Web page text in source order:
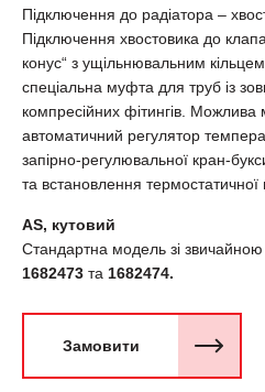
Підключення до радіатора –
Підключення хвостовика до
конус“ з ущільнювальним
спеціальна муфта для труб із
компресійних фітингів. Можлива
автоматичний регулятор
запірно-регулювальної кран-
та встановлення термостатичної
АS, кутовий
Стандартна модель зі
1682473 та 1682474.
Замовити